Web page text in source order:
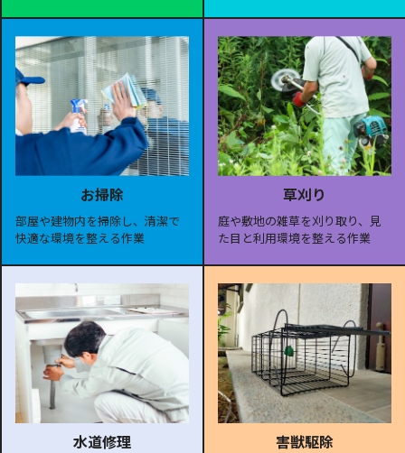
お掃除
部屋や建物内を掃除し、清潔で
快適な環境を整える作業
草刈り
庭や敷地の雑草を刈り取り、見
た目と利用環境を整える作業
水道修理 害獣駆除